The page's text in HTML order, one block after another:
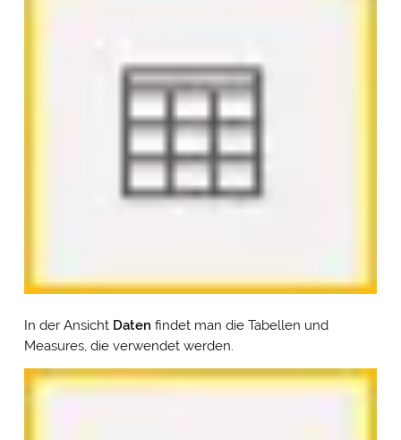
In der Ansicht Daten findet man die Tabellen und
Measures, die verwendet werden.